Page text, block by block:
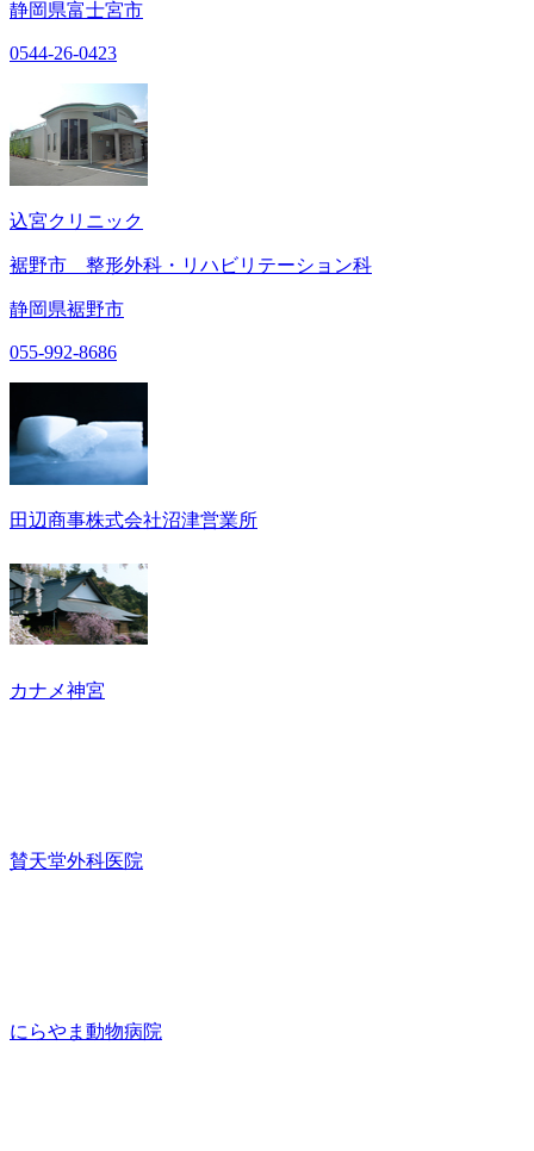
静岡県富士宮市
0544-26-0423
込宮クリニック
裾野市 整形外科・リハビリテーション科
静岡県裾野市
055-992-8686
田辺商事株式会社沼津営業所
カナメ神宮
賛天堂外科医院
にらやま動物病院